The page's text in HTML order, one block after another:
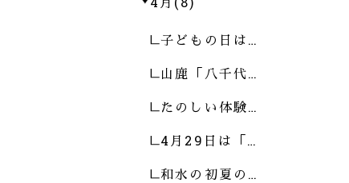
子どもの日は…
山鹿「八千代…
たのしい体験…
4月29日は「…
和水の初夏の…